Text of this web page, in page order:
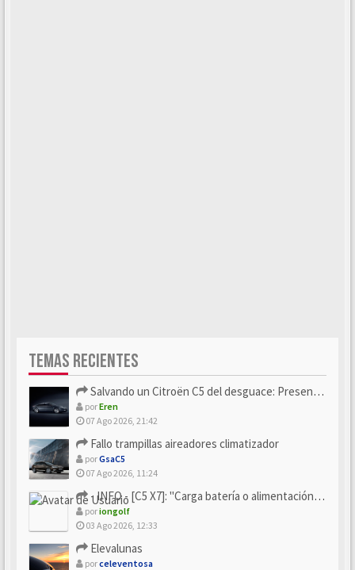
TEMAS RECIENTES
Salvando un Citroën C5 del desguace: Presentación y seguimiento
porEren
07 Ago 2026, 21:42
Fallo trampillas aireadores climatizador
porGsaC5
07 Ago 2026, 11:24
- INFO - [C5 X7]: "Carga batería o alimentación eléctri...
poriongolf
03 Ago 2026, 12:33
Elevalunas
porceleventosa